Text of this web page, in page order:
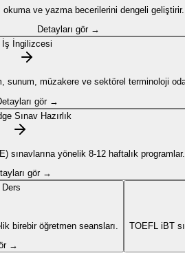
ve yazma becerilerini dengeli
Detayları gör →
İş İngilizcesi
sunum, müzakere ve sektörel terminoloji
gör →
Sınav Hazırlık
sınavlarına yönelik 8-12 haftalık programlar.
gör →
birebir öğretmen seansları.
→
TOEFL iBT